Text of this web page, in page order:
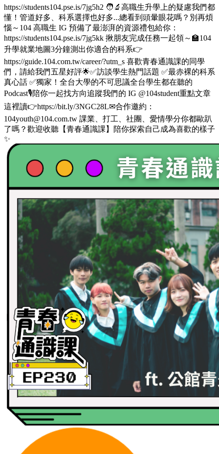
https://students104.pse.is/7jg5h2 🧑‍🔬高職生升學上的疑慮我們都
懂！管道好多、科系選擇也好多...總看到頭暈眼花嗎？別再煩
惱～104 高職生 IG 預備了最澎湃的資源禮包給你：
https://students104.pse.is/7jg5kk 揪朋友完成任務一起領～🏫104
升學就業地圖3分鐘測出你適合的科系👉
https://guide.104.com.tw/career/?utm_s 喜歡青春通識課的同學
們，請給我們五星好評🌟✅訪談學生熱門話題 ✅最赤裸的科系
真心話 ✅獨家！全台大學的不可思議全台學生都在聽的
Podcast🎙️陪你一起找方向追蹤我們的 IG @104student重點文章
這裡讀👉https://bit.ly/3NGC28L✉合作邀約：
104youth@104.com.tw 課業、打工、社團、愛情學分你都歐趴
了嗎？歡迎收聽【青春通識課】陪你探索自己成為喜歡的樣子
✨